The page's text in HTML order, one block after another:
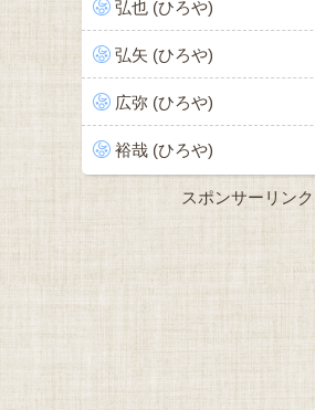
弘也 (ひろや)
弘矢 (ひろや)
広弥 (ひろや)
裕哉 (ひろや)
スポンサーリンク